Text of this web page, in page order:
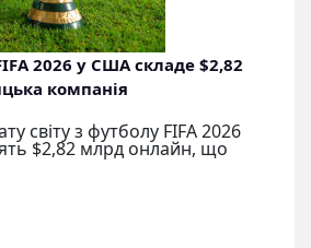
2026 у США складе $2,82
компанія
світу з футболу FIFA 2026
$2,82 млрд онлайн, що